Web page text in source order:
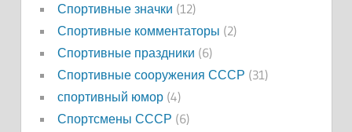
Спортивные значки (12)
Спортивные комментаторы (2)
Спортивные праздники (6)
Спортивные сооружения СССР (31)
спортивный юмор(4)
Спортсмены СССР (6)